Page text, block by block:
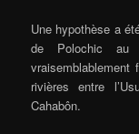
Une hypothèse a
de Polochic au
rivières entre
Cahabôn.